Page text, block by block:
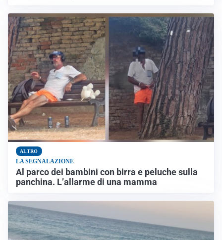
ALTRO
LA SEGNALAZIONE
Al parco dei bambini con birra e peluche sulla
panchina. L’allarme di una mamma